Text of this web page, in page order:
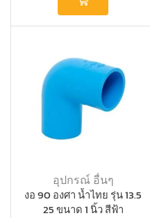
อุปกรณ์ อื่นๆ
งอ 90 องศา น้ำไทย รุ่น 13.5
25 ขนาด 1 นิ้ว สีฟ้า